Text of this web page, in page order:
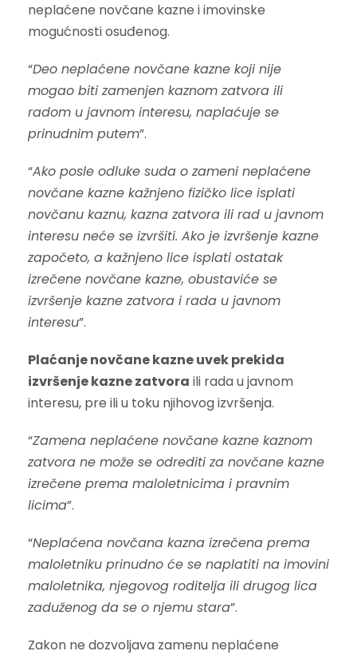
neplaćene novčane kazne i imovinske
mogućnosti osuđenog.
“Deo neplaćene novčane kazne koji nije
mogao biti zamenjen kaznom zatvora ili
radom u javnom interesu, naplaćuje se
prinudnim putem”.
“Ako posle odluke suda o zameni neplaćene
novčane kazne kažnjeno fizičko lice isplati
novčanu kaznu, kazna zatvora ili rad u javnom
interesu neće se izvršiti. Ako je izvršenje kazne
započeto, a kažnjeno lice isplati ostatak
izrečene novčane kazne, obustaviće se
izvršenje kazne zatvora i rada u javnom
interesu”.
Plaćanje novčane kazne uvek prekida
izvršenje kazne zatvora ili rada u javnom
interesu, pre ili u toku njihovog izvršenja.
“Zamena neplaćene novčane kazne kaznom
zatvora ne može se odrediti za novčane kazne
izrečene prema maloletnicima i pravnim
licima”.
“Neplaćena novčana kazna izrečena prema
maloletniku prinudno će se naplatiti na imovini
maloletnika, njegovog roditelja ili drugog lica
zaduženog da se o njemu stara”.
Zakon ne dozvoljava zamenu neplaćene